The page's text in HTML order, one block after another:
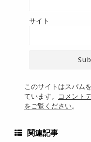
サイト
このサイトはスパム
ています。
コメント
をご覧ください。
関連記事